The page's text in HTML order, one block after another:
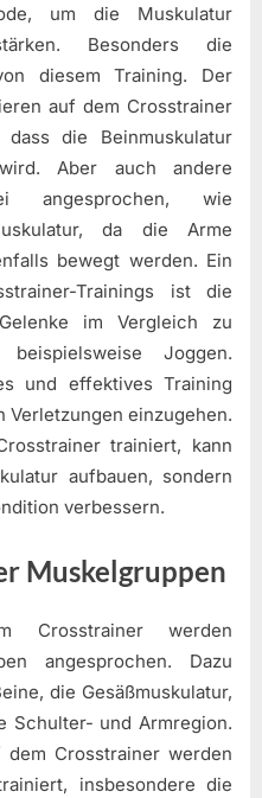
um die Muskulatur
Besonders die
diesem Training. Der
auf dem Crosstrainer
die Beinmuskulatur
Aber auch andere
angesprochen, wie
da die Arme
bewegt werden. Ein
Trainings ist die
im Vergleich zu
Joggen.
und effektives Training
Verletzungen einzugehen.
trainiert, kann
aufbauen, sondern
verbessern.
Muskelgruppen
Crosstrainer werden
angesprochen. Dazu
die Gesäßmuskulatur,
Schulter- und Armregion.
Crosstrainer werden
insbesondere die